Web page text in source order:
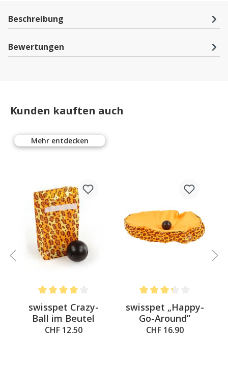
Beschreibung
Bewertungen
Kunden kauften auch
Mehr entdecken
of 5 starsAverage rating of 4 out of 5 stars
swisspet Crazy-
Ball im Beutel
CHF 12.50
Average rating of 3.3 out
swisspet „Happy-
Go-Around”
CHF 16.90